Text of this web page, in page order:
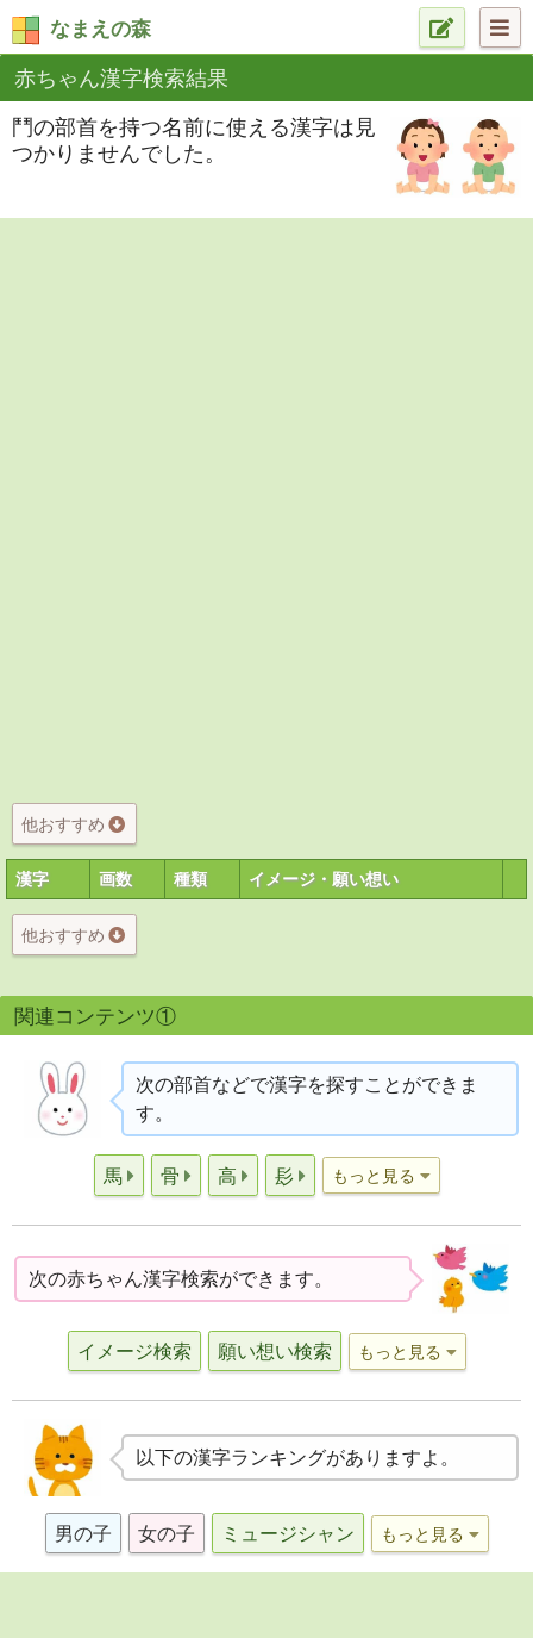
なまえの森
赤ちゃん漢字検索結果
鬥の部首を持つ名前に使える漢字は見
つかりませんでした。
他おすすめ
漢字 画数 種類 イメージ・願い想い
他おすすめ
関連コンテンツ①
次の部首などで漢字を探すことができま
す。
馬 骨 高 髟 もっと見る
次の赤ちゃん漢字検索ができます。
イメージ検索 願い想い検索 もっと見る
以下の漢字ランキングがありますよ。
男の子 女の子 ミュージシャン もっと見る